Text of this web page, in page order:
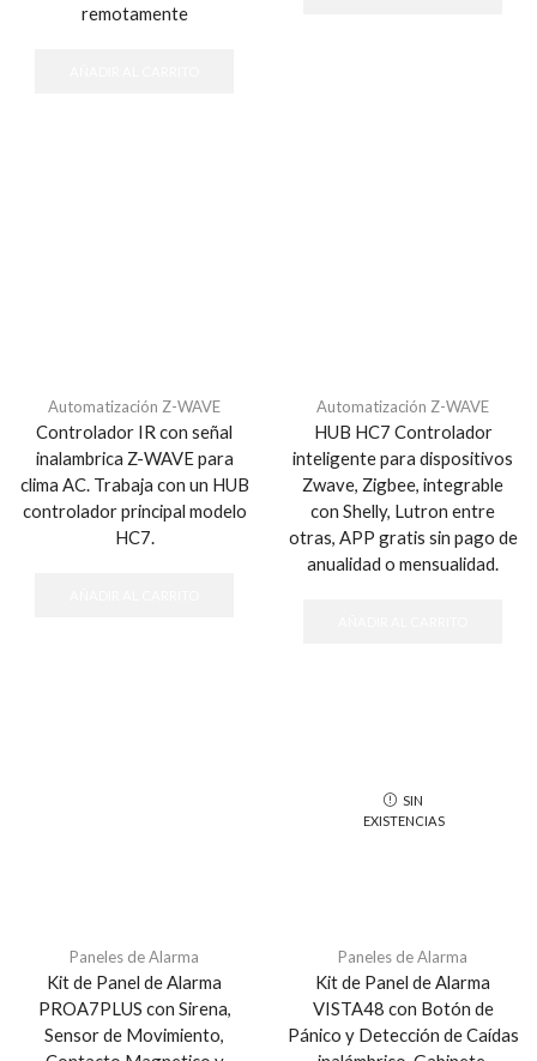
remotamente
Automatización Z-WAVE
Controlador IR con señal
inalambrica Z-WAVE para
clima AC. Trabaja con un HUB
controlador principal modelo
HC7.
Automatización Z-WAVE
HUB HC7 Controlador
inteligente para dispositivos
Zwave, Zigbee, integrable
con Shelly, Lutron entre
otras, APP gratis sin pago de
anualidad o mensualidad.
Paneles de Alarma
Kit de Panel de Alarma
PROA7PLUS con Sirena,
Sensor de Movimiento,
SIN
EXISTENCIAS
Paneles de Alarma
Kit de Panel de Alarma
VISTA48 con Botón de
Pánico y Detección de Caídas